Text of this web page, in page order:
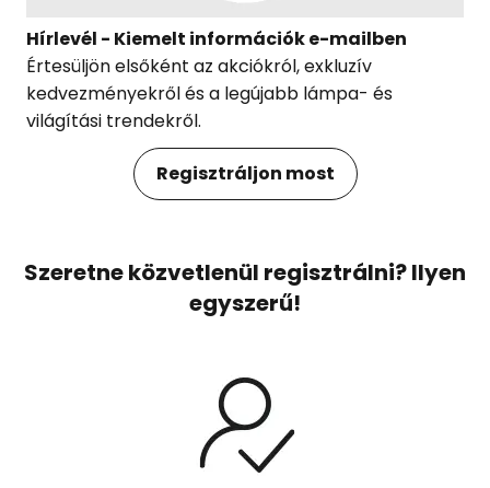
Hírlevél - Kiemelt információk e-mailben
Értesüljön elsőként az akciókról, exkluzív
kedvezményekről és a legújabb lámpa- és
világítási trendekről.
Regisztráljon most
Szeretne közvetlenül regisztrálni? Ilyen
egyszerű!